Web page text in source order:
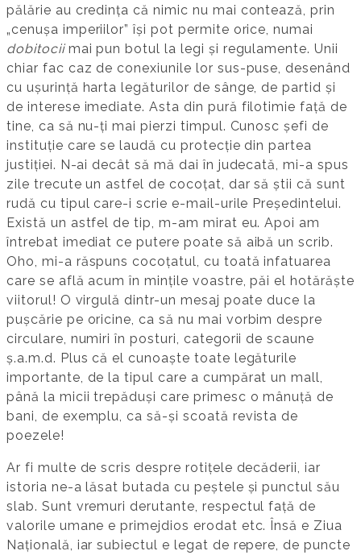
pălărie au credința că nimic nu mai contează, prin
„cenușa imperiilor” își pot permite orice, numai
dobitociimai pun botul la legi și regulamente. Unii
chiar fac caz de conexiunile lor sus-puse, desenând
cu ușurință harta legăturilor de sânge, de partid și
de interese imediate. Asta din pură filotimie față de
tine, ca să nu-ți mai pierzi timpul. Cunosc șefi de
instituție care se laudă cu protecție din partea
justiției. N-ai decât să mă dai în judecată, mi-a spus
zile trecute un astfel de cocoțat, dar să știi că sunt
rudă cu tipul care-i scrie e-mail-urile Președintelui.
Există un astfel de tip, m-am mirat eu. Apoi am
întrebat imediat ce putere poate să aibă un scrib.
Oho, mi-a răspuns cocoțatul, cu toată infatuarea
care se află acum în mințile voastre, păi el hotărăște
viitorul! O virgulă dintr-un mesaj poate duce la
pușcărie pe oricine, ca să nu mai vorbim despre
circulare, numiri în posturi, categorii de scaune
ș.a.m.d. Plus că el cunoaște toate legăturile
importante, de la tipul care a cumpărat un mall,
până la micii trepăduși care primesc o mânuță de
bani, de exemplu, ca să-și scoată revista de
poezele!
Ar fi multe de scris despre rotițele decăderii, iar
istoria ne-a lăsat butada cu peștele și punctul său
slab. Sunt vremuri derutante, respectul față de
valorile umane e primejdios erodat etc. Însă e Ziua
Națională, iar subiectul e legat de repere, de puncte